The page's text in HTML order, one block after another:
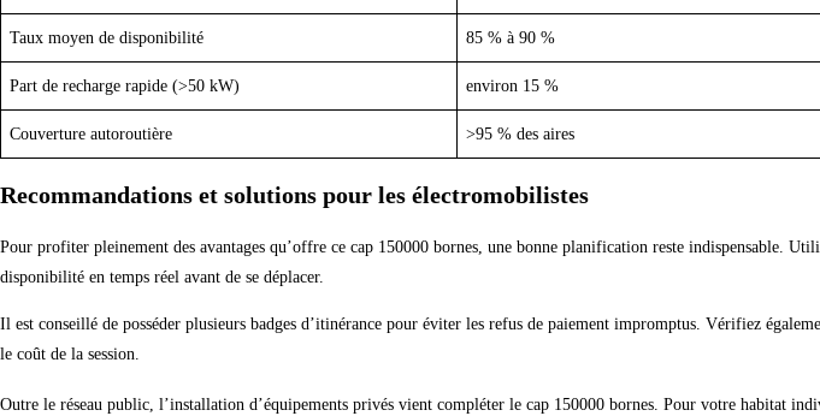
Taux moyen de disponibilité 85 % à 90 %
Part de recharge rapide (>50 kW) environ 15 %
Couverture autoroutière >95 % des aires
Recommandations et solutions pour les électromobilistes
Pour profiter pleinement des avantages qu’offre ce cap 150000 bornes, une bonne planification reste indispensable.
disponibilité en temps réel avant de se déplacer.
Il est conseillé de posséder plusieurs badges d’itinérance pour éviter les refus de paiement impromptus. Vérifiez
le coût de la session.
Outre le réseau public, l’installation d’équipements privés vient compléter le cap 150000 bornes. Pour votre habitat